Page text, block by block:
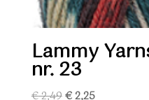
Lammy
nr. 23
€2,49Oorspronkelijke
€2,25Huidige